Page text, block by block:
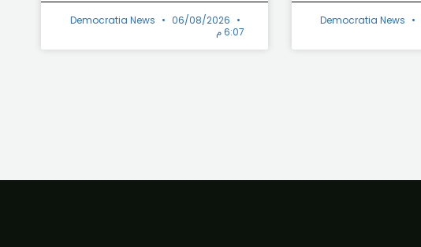
Democratia News
Democratia News
06/08/2026
6:07 م